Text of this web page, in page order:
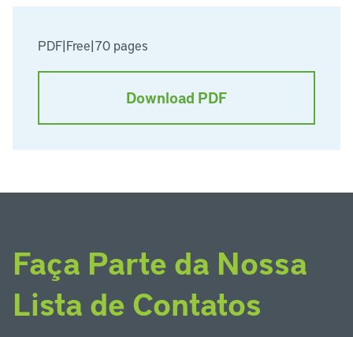
PDF|Free|70 pages
Download PDF
Faça Parte da Nossa
Lista de Contatos